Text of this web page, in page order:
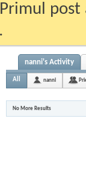
.
nanni's Activity
All nanni
No More Results